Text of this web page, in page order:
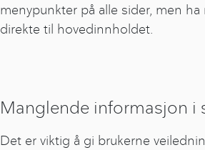
menypunkter på alle sider, men
direkte til hovedinnholdet.
Manglende informasjon i
Det er viktig å gi brukerne